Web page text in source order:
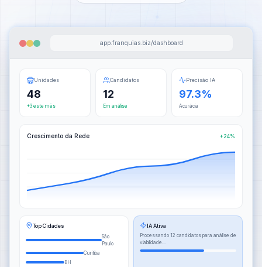
app.franquias.biz/dashboard
Unidades
48
+3 este mês
Candidatos
12
Em análise
Precisão IA
97.3%
Acurácia
Crescimento da Rede +24%
Top Cidades
São
Paulo
Curitiba
BH
IA Ativa
Processando 12 candidatos para análise de
viabilidade...